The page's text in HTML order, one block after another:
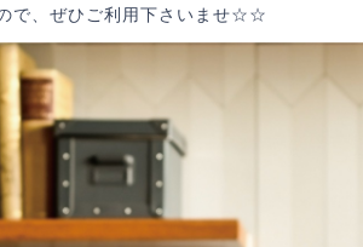
で、ぜひご利用下さいませ☆☆